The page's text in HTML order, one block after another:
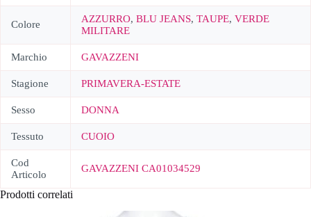
Colore AZZURRO, BLU JEANS, TAUPE, VERDE
MILITARE
Marchio GAVAZZENI
Stagione PRIMAVERA-ESTATE
Sesso DONNA
Tessuto CUOIO
Cod
Articolo
GAVAZZENI CA01034529
Prodotti correlati